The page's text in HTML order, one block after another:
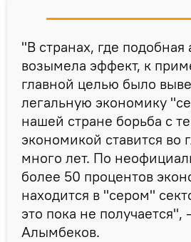
"В странах, где подобная
возымела эффект, к
главной целью было
легальную экономику
нашей стране борьба с
экономикой ставится во
много лет. По
более 50 процентов
находится в "сером"
это пока не получается",
Алымбеков.